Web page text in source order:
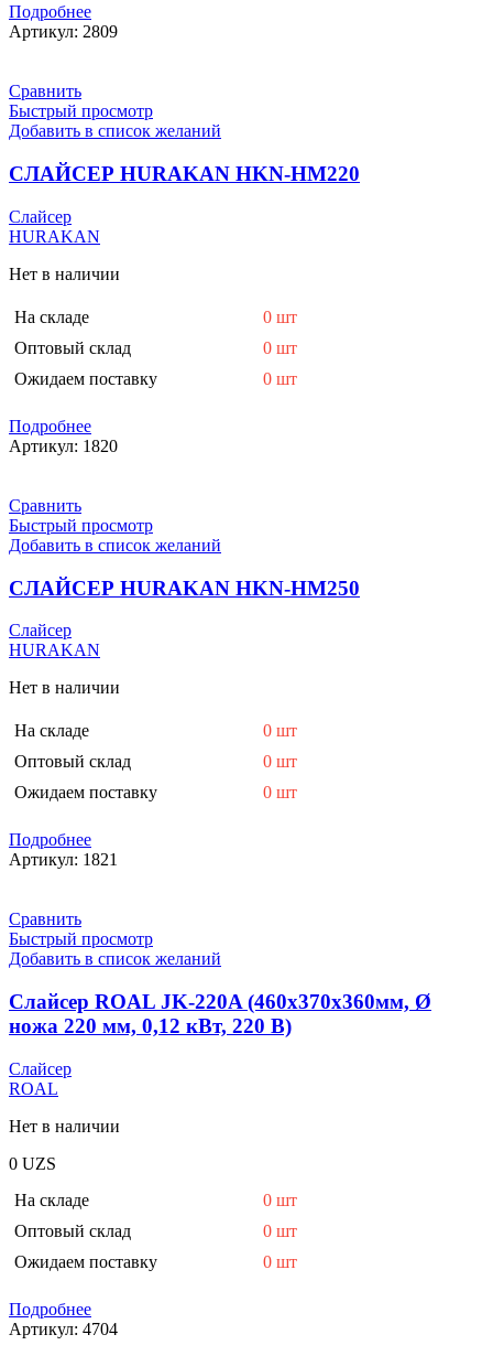
Подробнее
Артикул: 2809
Сравнить
Быстрый просмотр
Добавить в список желаний
СЛАЙСЕР HURAKAN HKN-HM220
Слайсер
HURAKAN
Нет в наличии
На складе
0 шт
Оптовый склад
0 шт
Ожидаем поставку
0 шт
Подробнее
Артикул: 1820
Сравнить
Быстрый просмотр
Добавить в список желаний
СЛАЙСЕР HURAKAN HKN-HM250
Слайсер
HURAKAN
Нет в наличии
На складе
0 шт
Оптовый склад
0 шт
Ожидаем поставку
0 шт
Подробнее
Артикул: 1821
Сравнить
Быстрый просмотр
Добавить в список желаний
Слайсер ROAL JK-220A (460х370х360мм, Ø
ножа 220 мм, 0,12 кВт, 220 В)
Слайсер
ROAL
Нет в наличии
0 UZS
На складе
0 шт
Оптовый склад
0 шт
Ожидаем поставку
0 шт
Подробнее
Артикул: 4704